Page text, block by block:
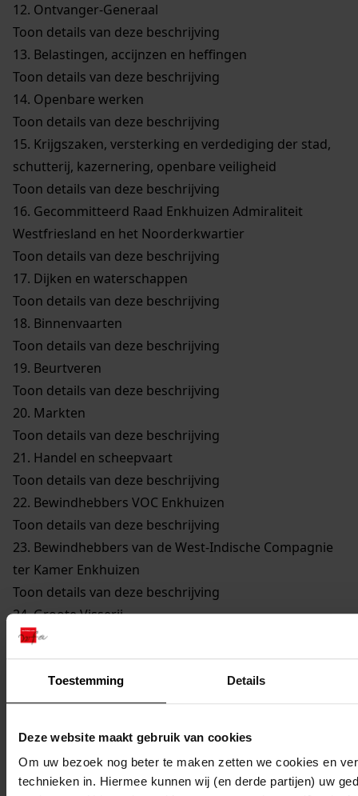
Toestemming Details
Deze website maakt gebruik van cookies
Om uw bezoek nog beter te maken zetten we cookies en
technieken in. Hiermee kunnen wij (en derde partijen) uw
12. Ontvanger-Generaal
Toon details van deze beschrijving
13. Belastingen, accijnzen en heffingen
Toon details van deze beschrijving
14. Openbare werken
Toon details van deze beschrijving
15. Krijgszaken, versterking en verdediging der stad,
schutterij, kazernering, openbare veiligheid
Toon details van deze beschrijving
16. Gecommitteerd Raad Enkhuizen Admiraliteit
Westfriesland en het Noorderkwartier
Toon details van deze beschrijving
17. Dijken en waterschappen
Toon details van deze beschrijving
18. Binnenvaarten
Toon details van deze beschrijving
19. Beurtveren
Toon details van deze beschrijving
20. Markten
Toon details van deze beschrijving
21. Handel en scheepvaart
Toon details van deze beschrijving
22. Bewindhebbers VOC Enkhuizen
Toon details van deze beschrijving
23. Bewindhebbers van de West-Indische Compagnie
ter Kamer Enkhuizen
Toon details van deze beschrijving
24.Groote Visserij
Toon details van deze beschrijving
25.Walvisvaarders
Toon details van deze beschrijving
26.Gilden en Neringen
Toon details van deze beschrijving